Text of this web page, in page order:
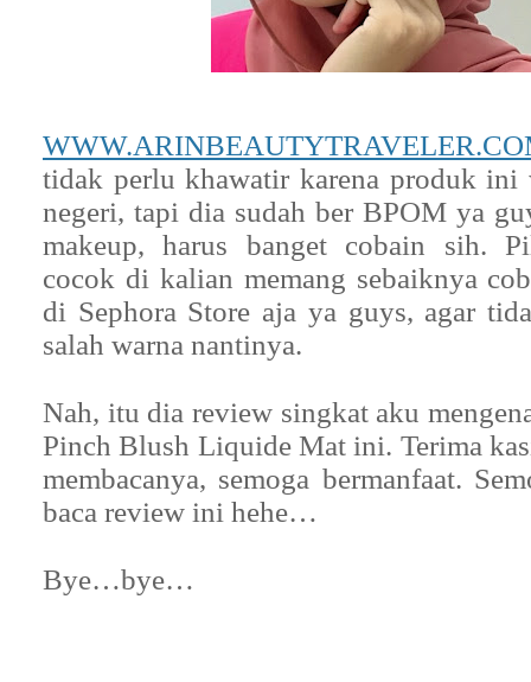
tidak perlu khawatir karena produk ini
negeri, tapi dia sudah ber BPOM ya
makeup, harus banget cobain sih.
cocok di kalian memang sebaiknya
di Sephora Store aja ya guys, agar
salah warna nantinya.
Nah, itu dia review singkat aku
Pinch Blush Liquide Mat ini. Terima
membacanya, semoga bermanfaat.
baca review ini hehe…
Bye…bye…